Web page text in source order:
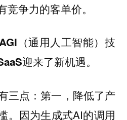
争力的客单价。
（通用人工智能）技
迎来了新机遇。
三点：第一，降低了产
。因为生成式AI的调用